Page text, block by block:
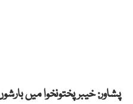
پشاور: خیبر پختونخوا میں